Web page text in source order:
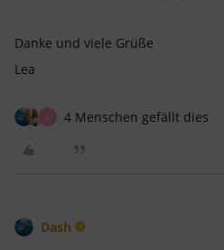
Danke und viele Grüße
Lea
L 4 Menschen gefällt dies
Dash